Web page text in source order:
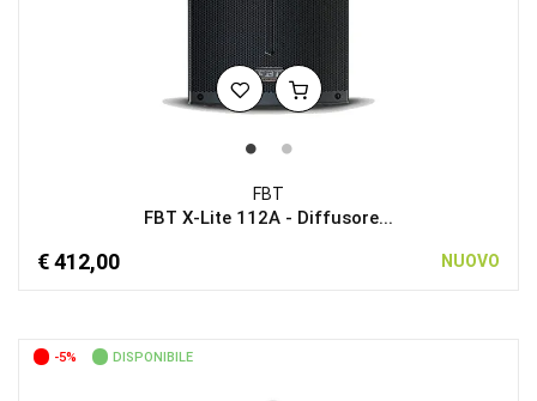
FBT
FBT X-Lite 112A - Diffusore...
€ 412,00 NUOVO
-5% DISPONIBILE